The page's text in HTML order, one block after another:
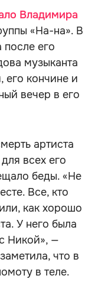
Владимира
«На-на». В
его
музыканта
его кончине и
вечер в его
артиста
всех его
беды. «Не
Все, кто
как хорошо
У него была
Никой», —
что в
в теле.